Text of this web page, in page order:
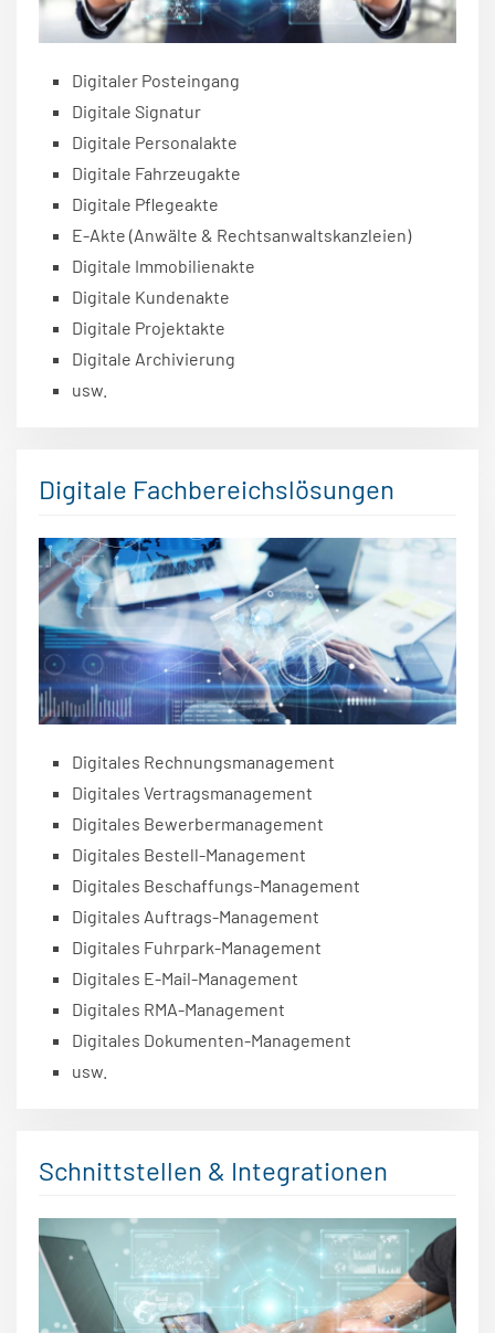
Digitaler Posteingang
Digitale Signatur
Digitale Personalakte
Digitale Fahrzeugakte
Digitale Pflegeakte
E-Akte (Anwälte & Rechtsanwaltskanzleien)
Digitale Immobilienakte
Digitale Kundenakte
Digitale Projektakte
Digitale Archivierung
usw.
Digitale Fachbereichslösungen
Digitales Rechnungsmanagement
Digitales Vertragsmanagement
Digitales Bewerbermanagement
Digitales Bestell-Management
Digitales Beschaffungs-Management
Digitales Auftrags-Management
Digitales Fuhrpark-Management
Digitales E-Mail-Management
Digitales RMA-Management
Digitales Dokumenten-Management
usw.
Schnittstellen & Integrationen